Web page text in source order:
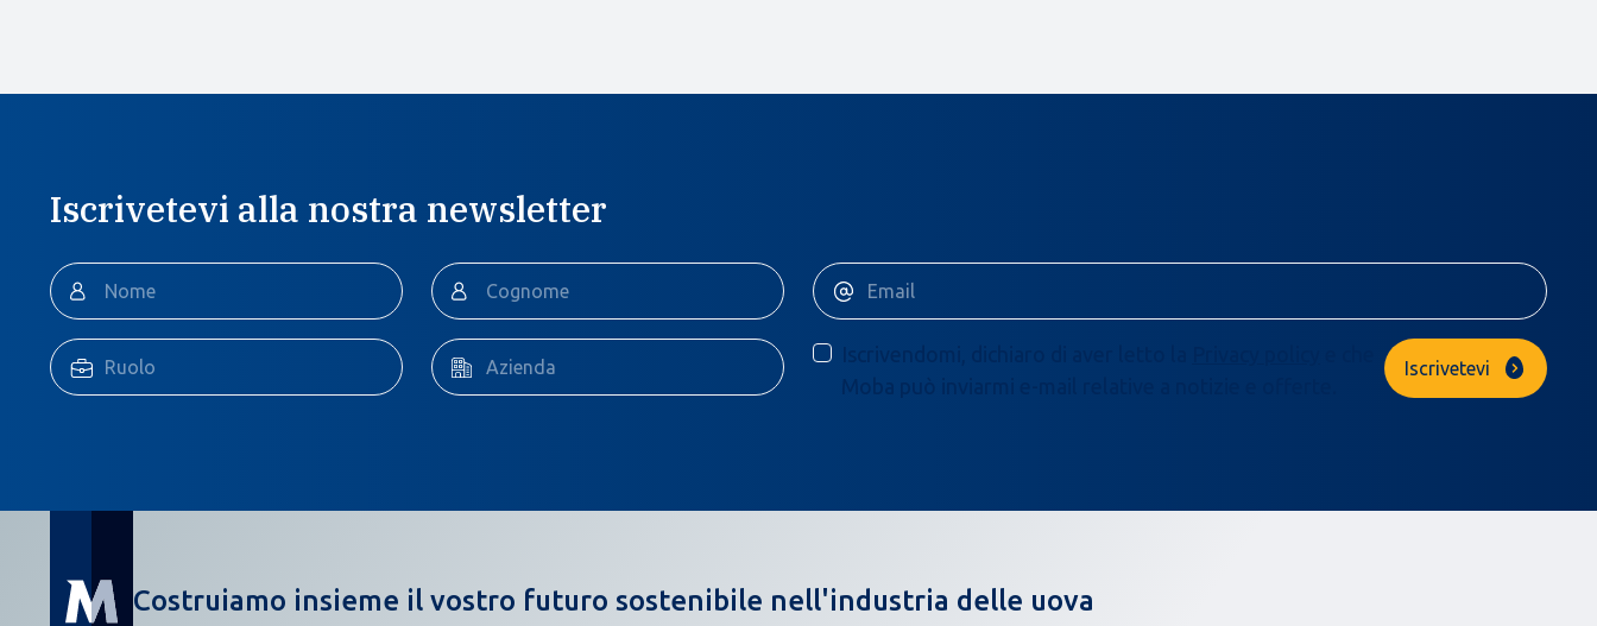
Iscrivetevi alla nostra newsletter
Iscrivendomi, dichiaro di aver letto la
Moba può inviarmi e-mail relative a notizie e offerte.
Iscrivetevi
Costruiamo insieme il vostro futuro sostenibile nell'industria delle uova